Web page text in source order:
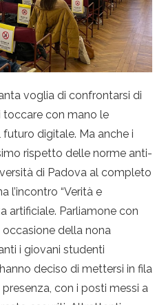
voglia di confrontarsi di
toccare con mano le
digitale. Ma anche i
rispetto delle norme anti-
di Padova al completo
l’incontro “Verità e
artificiale. Parliamone con
occasione della nona
i giovani studenti
deciso di mettersi in fila
con i posti messi a